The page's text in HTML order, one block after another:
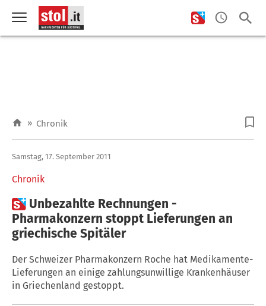
» Chronik
Chronik
Samstag, 17. September 2011
 Unbezahlte Rechnungen -
Pharmakonzern stoppt Lieferungen an
griechische Spitäler
Der Schweizer Pharmakonzern Roche hat Medikamente-
Lieferungen an einige zahlungsunwillige Krankenhäuser
in Griechenland gestoppt.